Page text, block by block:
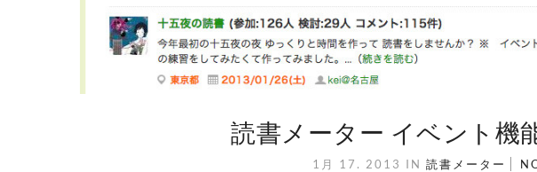
読書メーター イベント機
1月 17. 2013 IN 読書メーター